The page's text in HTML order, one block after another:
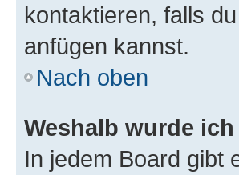
kontaktieren, falls
anfügen kannst.
Nach oben
Weshalb wurde
In jedem Board gibt